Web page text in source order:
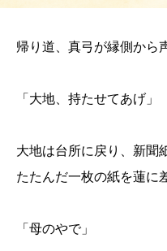
帰り道、真弓が縁側から
「大地、持たせてあげ」
大地は台所に戻り、新聞
たたんだ一枚の紙を蓮に
「母のやで」